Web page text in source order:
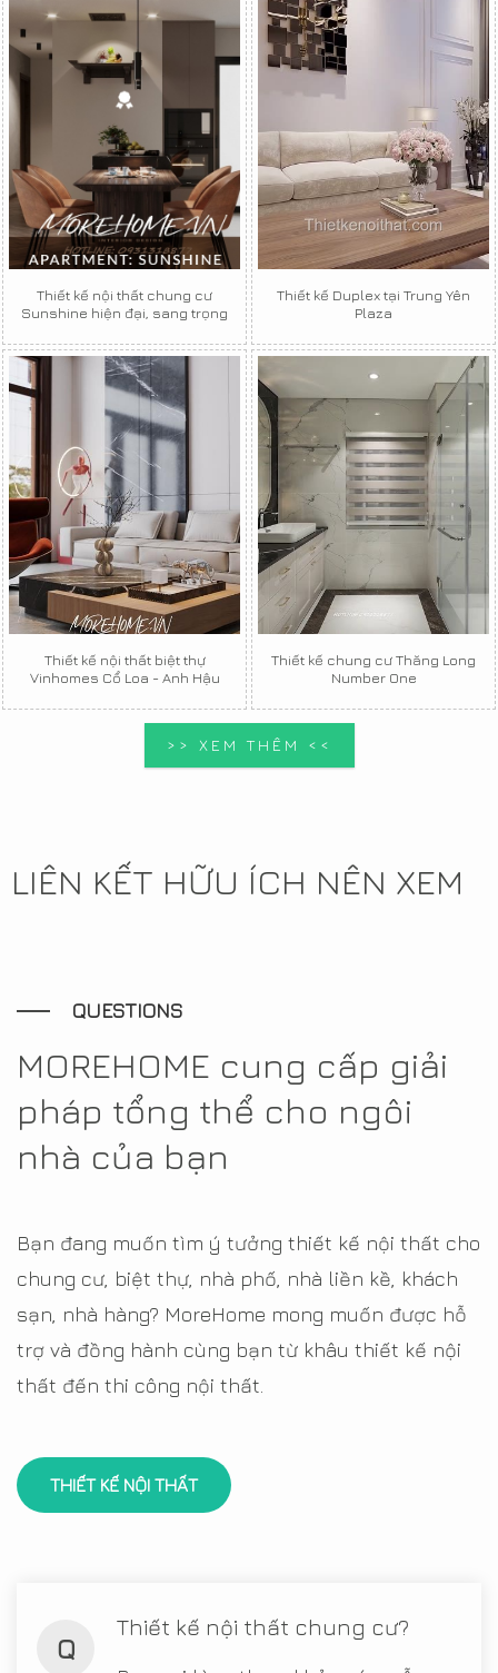
Thiết kế nội thất chung cư
Sunshine hiện đại, sang trọng
Thiết kế Duplex tại Trung Yên
Plaza
Thiết kế nội thất biệt thự
Vinhomes Cổ Loa - Anh Hậu
Thiết kế chung cư Thăng Long
Number One
>> XEM THÊM <<
LIÊN KẾT HỮU ÍCH NÊN XEM
QUESTIONS
MOREHOME cung cấp giải
pháp tổng thể cho ngôi
nhà của bạn
Bạn đang muốn tìm ý tưởng thiết kế nội thất cho
chung cư, biệt thự, nhà phố, nhà liền kề, khách
sạn, nhà hàng? MoreHome mong muốn được hỗ
trợ và đồng hành cùng bạn từ khâu thiết kế nội
thất đến thi công nội thất.
THIẾT KẾ NỘI THẤT
Q
Thiết kế nội thất chung cư?